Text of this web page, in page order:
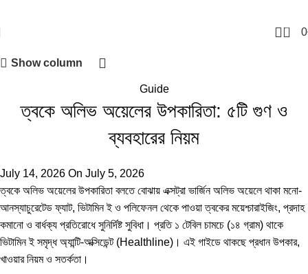
0 0
Show column
Guide
ত্বকে অলিভ অয়েলের উপকারিতা: ৫টি গুণ ও
ব্যবহারের নিয়ম
July 14, 2026 On July 5, 2026
ত্বকে অলিভ অয়েলের উপকারিতা বলতে বোঝায় এক্সট্রা ভার্জিন অলিভ অয়েলে থাকা মনো-
আনস্যাচুরেটেড ফ্যাট, ভিটামিন ই ও পলিফেনল থেকে পাওয়া ত্বকের ময়েশ্চারাইজিং, প্রদাহ
কমানো ও বার্ধক্য প্রতিরোধে সুনির্দিষ্ট সুবিধা। প্রতি ১ টেবিল চামচে (১৪ গ্রাম) থাকে
ভিটামিন ই সমৃদ্ধ অ্যান্টি-অক্সিডেন্ট (Healthline)। এই গাইডে থাকছে প্রধান উপকার,
খাওয়ার নিয়ম ও সতর্কতা।